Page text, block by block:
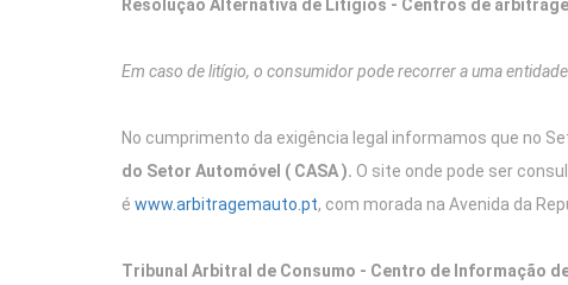
Resolução Alternativa de Litígios - Centros de
Em caso de litígio, o consumidor pode recorrer a uma
No cumprimento da exigência legal informamos que no
do Setor Automóvel ( CASA ). O site onde pode ser
é www.arbitragemauto.pt, com morada na Avenida da
Tribunal Arbitral de Consumo - Centro de Informação